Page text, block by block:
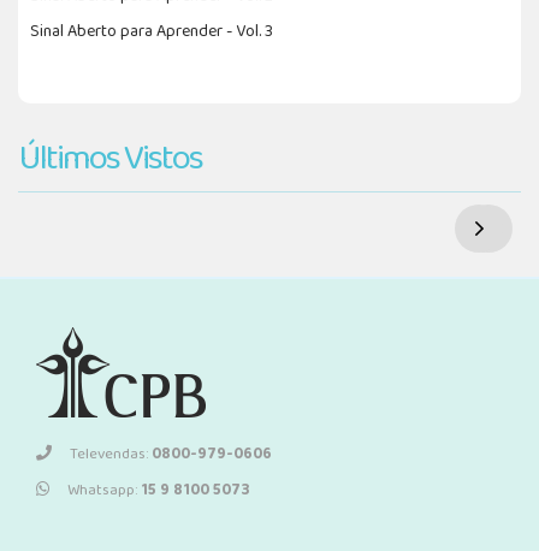
Sinal Aberto para Aprender - Vol. 3
Últimos Vistos
Televendas:0800-979-0606
Whatsapp:15 9 8100 5073